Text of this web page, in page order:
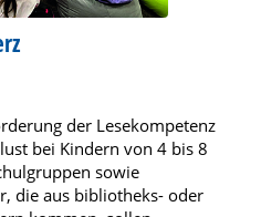
der Lesekompetenz
bei Kindern von 4 bis 8
sowie
die aus bibliotheks- oder